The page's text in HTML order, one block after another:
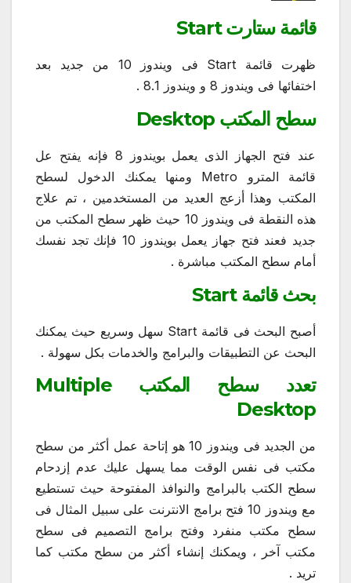
قائمة ستارت Start
ظهرت قائمة Start فى ويندوز 10 من جديد بعد
اختفائها فى ويندوز 8 و ويندوز 8.1 .
سطح المكتب Desktop
عند فتح الجهاز الذى يعمل بويندوز 8 فإنه يفتح عل
قائمة المترو Metro ومنها يمكنك الدخول لسطح
المكتب وهذا أزعج العديد من المستخدمين ، تم علاج
هذه النقطة فى ويندوز 10 حيث ظهر سطح المكتب من
جديد فعند فتح جهاز يعمل بويندوز 10 فإنك تجد نفسك
أمام سطح المكتب مباشرة .
بحث قائمة Start
أصبح البحث فى قائمة Start سهل وسريع حيث يمكنك
البحث عن التطبيقات والبرامج والخدمات بكل سهولة .
تعدد سطح المكتب Multiple
Desktop
من الجديد فى ويندوز 10 هو إتاحة عمل أكثر من سطح
مكتب فى نفس الوقت مما يسهل عليك عدم إزدحام
سطح الكتب بالبرامج والنوافذ المفتوحة حيث تستطيع
مع ويندوز 10 فتح برامج الانترنت على سبيل المثال فى
سطح مكتب منفرد وفتح برامج التصميم فى سطح
مكتب آخر ، ويمكنك إنشاء أكثر من سطح مكتب كما
تريد .